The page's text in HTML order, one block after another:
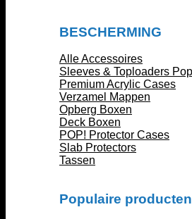
BESCHERMING
Alle Accessoires
Sleeves & Toploaders
Premium Acrylic Cases
Verzamel Mappen
Opberg Boxen
Deck Boxen
POP! Protector Cases
Slab Protectors
Tassen
Populaire producten